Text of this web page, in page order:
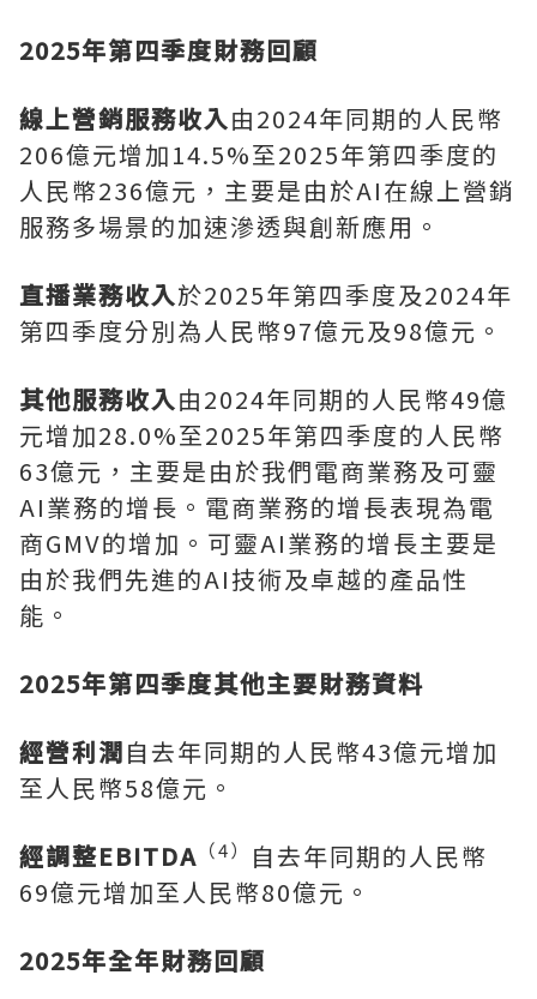
2025年第四季度財務回顧
線上營銷服務收入由2024年同期的人民幣
206億元增加14.5%至2025年第四季度的
人民幣236億元，主要是由於AI在線上營銷
服務多場景的加速滲透與創新應用。
直播業務收入於2025年第四季度及2024年
第四季度分別為人民幣97億元及98億元。
其他服務收入由2024年同期的人民幣49億
元增加28.0%至2025年第四季度的人民幣
63億元，主要是由於我們電商業務及可靈
AI業務的增長。電商業務的增長表現為電
商GMV的增加。可靈AI業務的增長主要是
由於我們先進的AI技術及卓越的產品性
能。
2025年第四季度其他主要財務資料
經營利潤自去年同期的人民幣43億元增加
至人民幣58億元。
經調整EBITDA （4）
自去年同期的人民幣
69億元增加至人民幣80億元。
2025年全年財務回顧